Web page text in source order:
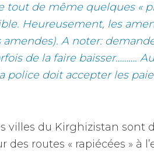
tout de même quelques «
Heureusement, les
A noter:
de la faire baisser……….
police doit accepter les
villes du Kirghizistan sont
routes « rapiécées » à